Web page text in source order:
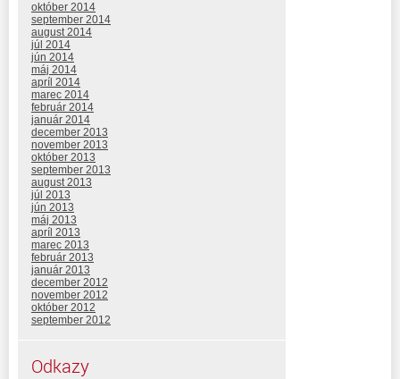
október 2014
september 2014
august 2014
júl 2014
jún 2014
máj 2014
apríl 2014
marec 2014
február 2014
január 2014
december 2013
november 2013
október 2013
september 2013
august 2013
júl 2013
jún 2013
máj 2013
apríl 2013
marec 2013
február 2013
január 2013
december 2012
november 2012
október 2012
september 2012
Odkazy